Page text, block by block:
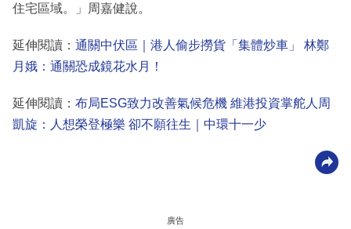
住宅區域。」周嘉健說。
延伸閱讀： 通關中伏區｜港人偷步撈貨「集體炒車」 林鄭
月娥：通關恐成鏡花水月！
延伸閱讀： 布局ESG致力改善氣候危機 維港投資掌舵人周
凱旋：人想榮登極樂 卻不願往生｜中環十一少
廣告